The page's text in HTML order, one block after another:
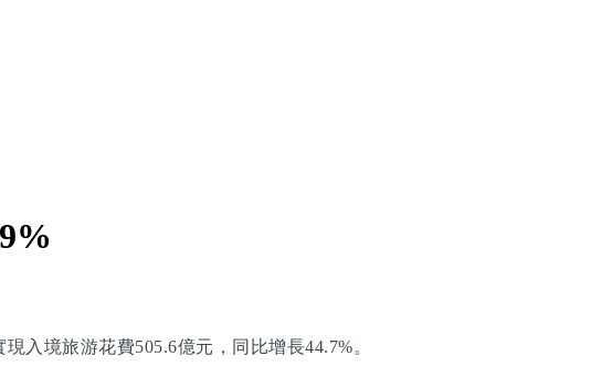
入境旅游花費505.6億元，同比增長44.7%。